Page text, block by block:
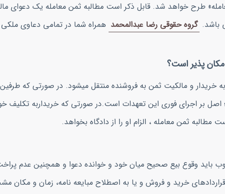
طرح خواهد شد. قابل ذکر است مطالبه ثمن معامله یک دعوای
باشد. گروه حقوقی رضا عبدالمحمد همراه شما در تمامی دعاوی ملکی
پذیر است؟
خریدار و مالکیت ثمن به فروشنده منتقل میشود. در صورتی که
اصل بر اجرای فوری این تعهدات است.در صورتی که خریداربه تکلیف
مطالبه ثمن معامله ، الزام او را از دادگاه بخواهد.
باید وقوع بیع صحیح میان خود و خوانده دعوا و همچنین عدم
خرید و فروش و یا به اصطلاح مبایعه نامه، زمان و مکان